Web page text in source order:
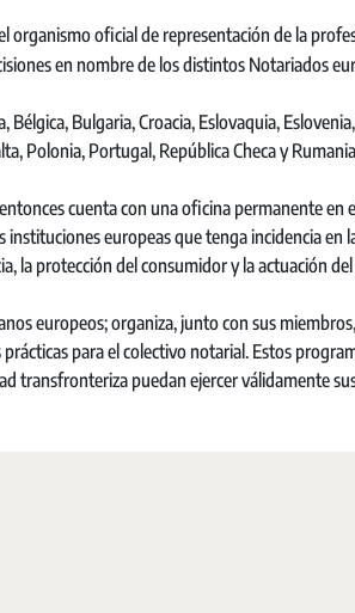
organismo oficial de representación de la
en nombre de los distintos Notariados
Bulgaria, Croacia, Eslovaquia,
Polonia, Portugal, República Checa y
cuenta con una oficina permanente en
europeas que tenga incidencia en
la protección del consumidor y la actuación
europeos; organiza, junto con sus
para el colectivo notarial. Estos
transfronteriza puedan ejercer válidamente